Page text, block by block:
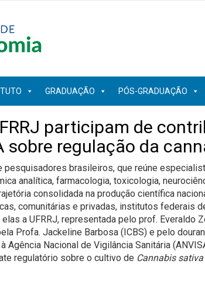
GRADUAÇÃO PÓS-GRADUAÇÃO
participam de
sobre regulação da
pesquisadores brasileiros, que reúne
analítica, farmacologia, toxicologia,
consolidada na produção científica
comunitárias e privadas, institutos federais
a UFRRJ, representada pelo prof. Everaldo
Profa. Jackeline Barbosa (ICBS) e pelo
Agência Nacional de Vigilância Sanitária
regulatório sobre o cultivo de Cannabis sativa